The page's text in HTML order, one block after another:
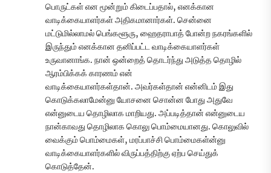
பொருட்கள் என மூன்றும் கிடைப்பதால், எனக்கான
வாடிக்கையாளர்கள் அதிகமானார்கள். சென்னை
மட்டுமில்லாமல் பெங்களூரு, ஹைதராபாத் போன்ற நகரங்களில்
இருந்தும் எனக்கான தனிப்பட்ட வாடிக்கையாளர்கள்
உருவானாங்க. நான் ஒன்றைத் தொடர்ந்து அடுத்த தொழில்
ஆரம்பிக்கக் காரணம் என்
வாடிக்கையாளர்கள்தான். அவர்கள்தான் என்னிடம் இது
கொடுக்கலாமேன்னு யோசனை சொன்ன போது அதுவே
என்னுடைய தொழிலாக மாறியது. அப்படித்தான் என்னுடைய
நான்காவது தொழிலாக கொலு பொம்மையானது. கொலுவில்
வைக்கும் பொம்மைகள், மரப்பாச்சி பொம்மைகள்ன்னு
வாடிக்கையாளர்களில் விருப்பத்திற்கு ஏற்ப செய்துக்
கொடுத்தேன்.